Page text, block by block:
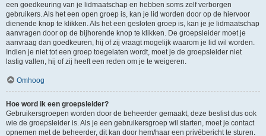
een goedkeuring van je lidmaatschap en hebben soms zelf verborgen
gebruikers. Als het een open groep is, kan je lid worden door op de hiervoor
dienende knop te klikken. Als het een gesloten groep is, kan je je lidmaatschap
aanvragen door op de bijhorende knop te klikken. De groepsleider moet je
aanvraag dan goedkeuren, hij of zij vraagt mogelijk waarom je lid wil worden.
Indien je niet tot een groep toegelaten wordt, moet je de groepsleider niet
lastig vallen, hij of zij heeft een reden om je te weigeren.
Omhoog
Hoe word ik een groepsleider?
Gebruikersgroepen worden door de beheerder gemaakt, deze beslist dus ook
wie de groepsleider is. Als je een gebruikersgroep wil starten, moet je contact
opnemen met de beheerder, dit kan door hem/haar een privébericht te sturen.